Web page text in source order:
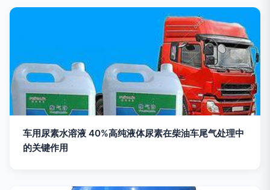
车用尿素水溶液 40%高纯液体尿素在柴油车尾气处理中
的关键作用